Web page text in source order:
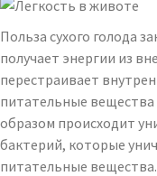
Польза сухого голода
получает энергии из
перестраивает
питательные вещества
образом происходит
бактерий, которые
питательные